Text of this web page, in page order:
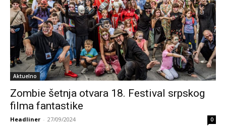
Aktuelno
Zombie šetnja otvara 18. Festival srpskog
filma fantastike
Headliner - 27/09/2024 0